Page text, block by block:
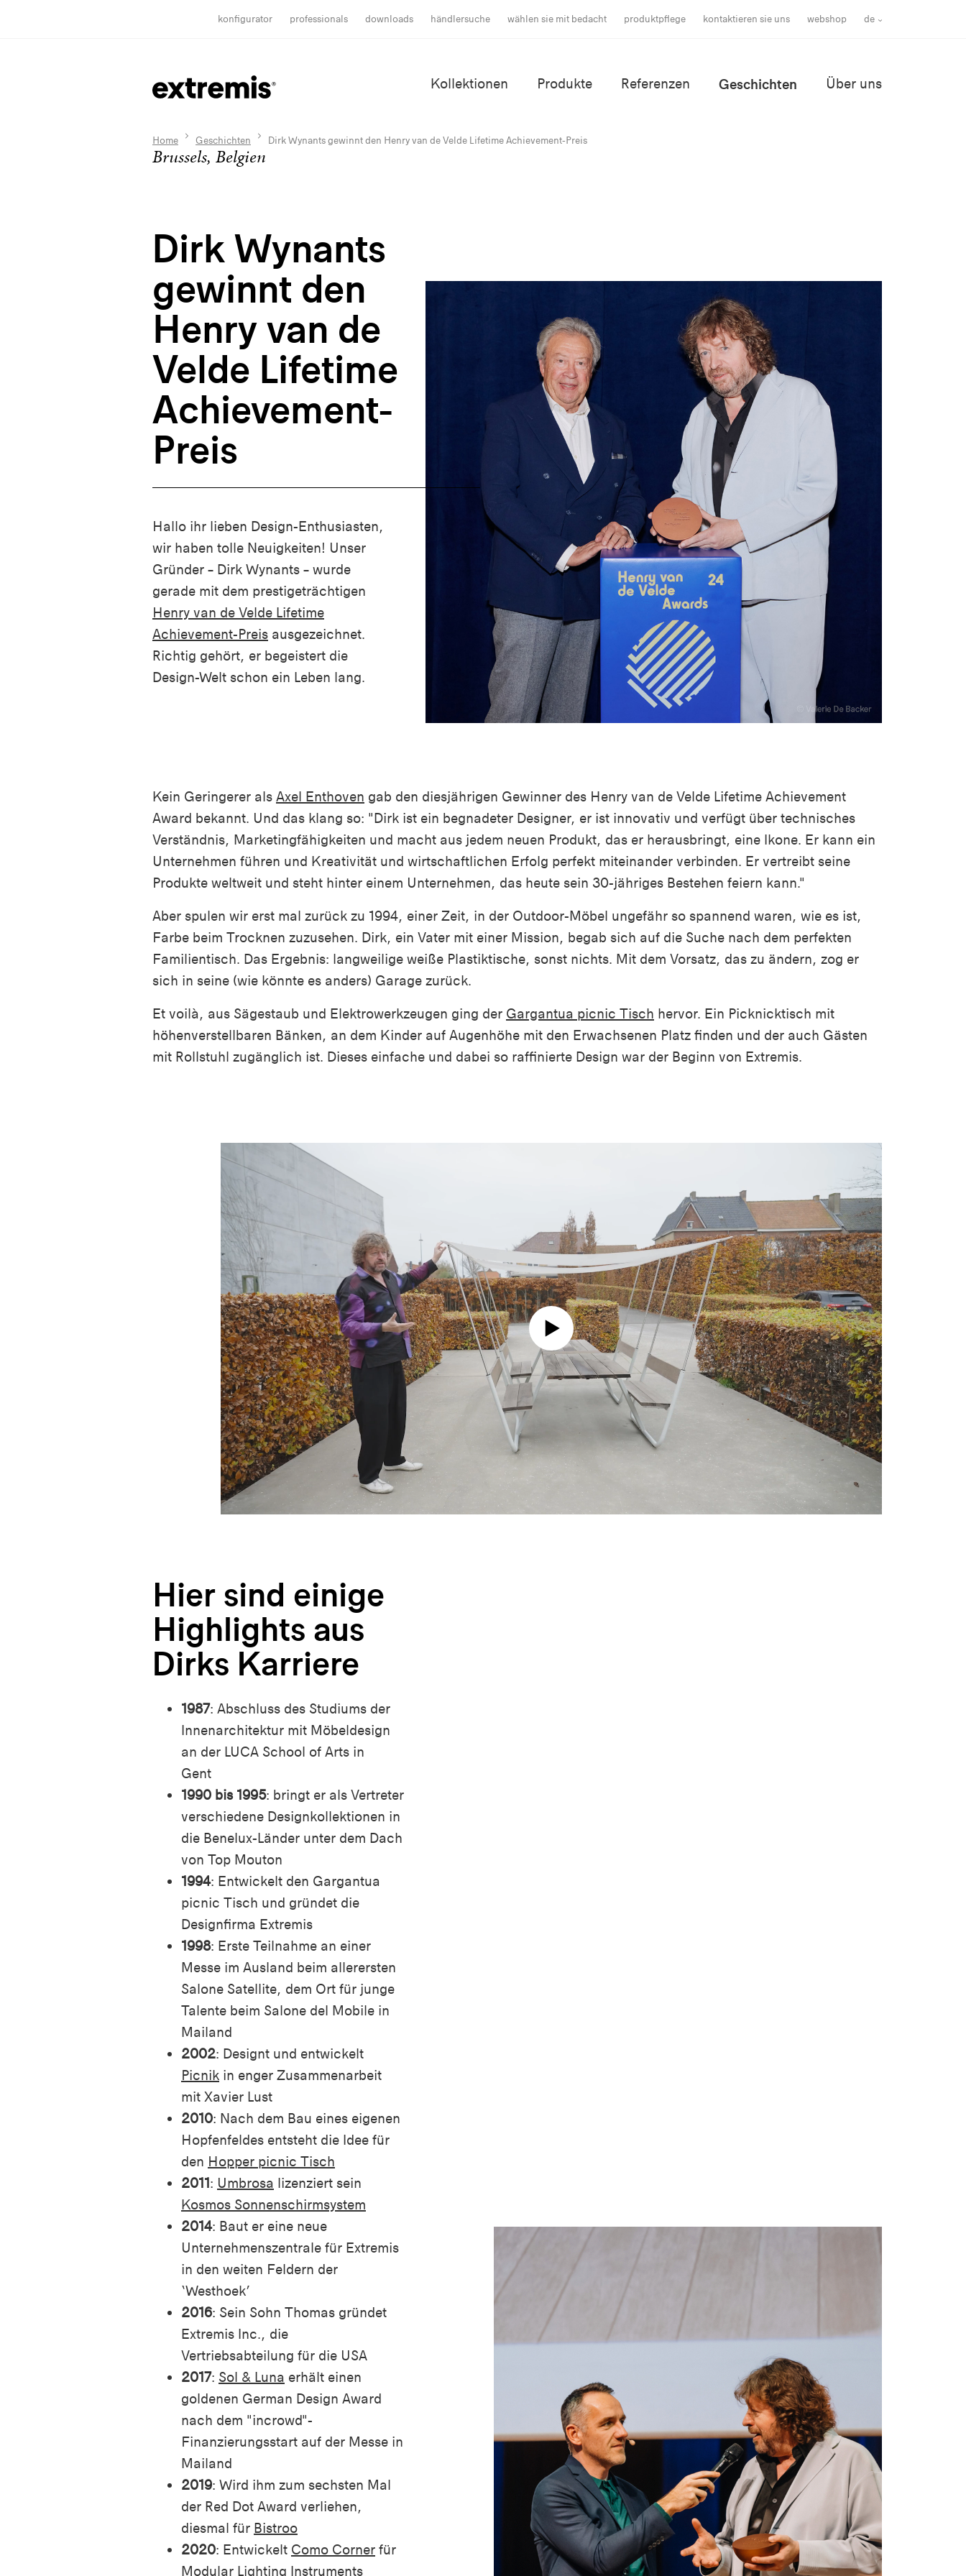
konfigurator professionals downloads händlersuche wählen sie mit bedacht produktpflege kontaktieren sie uns webshop de
Kollektionen Produkte Referenzen Geschichten Über uns
Home Geschichten Dirk Wynants gewinnt den Henry van de Velde Lifetime Achievement-Preis
Brussels, Belgien
Dirk Wynants
gewinnt den
Henry van de
Velde Lifetime
Achievement-
Preis
Hallo ihr lieben Design-Enthusiasten,
wir haben tolle Neuigkeiten! Unser
Gründer – Dirk Wynants – wurde
gerade mit dem prestigeträchtigen
Henry van de Velde Lifetime
Achievement-Preis ausgezeichnet.
Richtig gehört, er begeistert die
Design-Welt schon ein Leben lang.
Kein Geringerer als Axel Enthoven gab den diesjährigen Gewinner des Henry van de Velde Lifetime Achievement
Award bekannt. Und das klang so: "Dirk ist ein begnadeter Designer, er ist innovativ und verfügt über technisches
Verständnis, Marketingfähigkeiten und macht aus jedem neuen Produkt, das er herausbringt, eine Ikone. Er kann ein
Unternehmen führen und Kreativität und wirtschaftlichen Erfolg perfekt miteinander verbinden. Er vertreibt seine
Produkte weltweit und steht hinter einem Unternehmen, das heute sein 30-jähriges Bestehen feiern kann."
Aber spulen wir erst mal zurück zu 1994, einer Zeit, in der Outdoor-Möbel ungefähr so spannend waren, wie es ist,
Farbe beim Trocknen zuzusehen. Dirk, ein Vater mit einer Mission, begab sich auf die Suche nach dem perfekten
Familientisch. Das Ergebnis: langweilige weiße Plastiktische, sonst nichts. Mit dem Vorsatz, das zu ändern, zog er
sich in seine (wie könnte es anders) Garage zurück.
Et voilà, aus Sägestaub und Elektrowerkzeugen ging der Gargantua picnic Tisch hervor. Ein Picknicktisch mit
höhenverstellbaren Bänken, an dem Kinder auf Augenhöhe mit den Erwachsenen Platz finden und der auch Gästen
mit Rollstuhl zugänglich ist. Dieses einfache und dabei so raffinierte Design war der Beginn von Extremis.
Hier sind einige
Highlights aus
Dirks Karriere
1987: Abschluss des Studiums der
Innenarchitektur mit Möbeldesign
an der LUCA School of Arts in
Gent
1990 bis 1995: bringt er als Vertreter
verschiedene Designkollektionen in
die Benelux-Länder unter dem Dach
von Top Mouton
1994: Entwickelt den Gargantua
picnic Tisch und gründet die
Designfirma Extremis
1998: Erste Teilnahme an einer
Messe im Ausland beim allerersten
Salone Satellite, dem Ort für junge
Talente beim Salone del Mobile in
Mailand
2002: Designt und entwickelt
Picnik in enger Zusammenarbeit
mit Xavier Lust
2010: Nach dem Bau eines eigenen
Hopfenfeldes entsteht die Idee für
den Hopper picnic Tisch
2011: Umbrosa lizenziert sein
Kosmos Sonnenschirmsystem
2014: Baut er eine neue
Unternehmenszentrale für Extremis
in den weiten Feldern der
‘Westhoek’
2016: Sein Sohn Thomas gründet
Extremis Inc., die
Vertriebsabteilung für die USA
2017: Sol & Luna erhält einen
goldenen German Design Award
nach dem "incrowd"-
Finanzierungsstart auf der Messe in
Mailand
2019: Wird ihm zum sechsten Mal
der Red Dot Award verliehen,
diesmal für Bistroo
2020: Entwickelt Como Corner für
Modular Lighting Instruments